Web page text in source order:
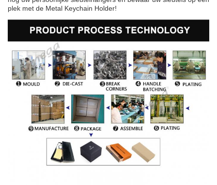
plek met de Metal Keychain Holder!